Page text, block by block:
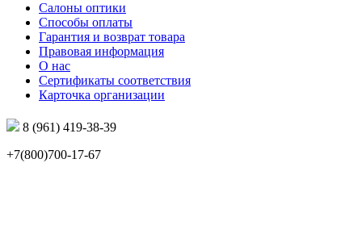
Салоны оптики
Способы оплаты
Гарантия и возврат товара
Правовая информация
О нас
Сертификаты соответствия
Карточка организации
8 (961) 419-38-39
+7(800)700-17-67